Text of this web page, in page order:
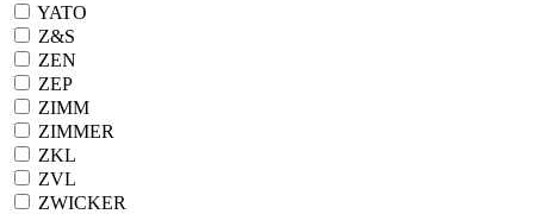
YATO
Z&S
ZEN
ZEP
ZIMM
ZIMMER
ZKL
ZVL
ZWICKER